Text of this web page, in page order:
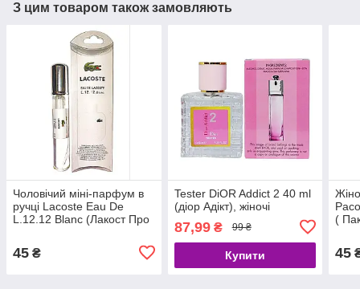
З цим товаром також замовляють
Чоловічий міні-парфум в
ручці Lacoste Eau De
L.12.12 Blanc (Лакост Про
45 ₴
Tester DiOR Addict 2 40 ml
(діор Адікт), жіночі
87,99₴ 99 ₴
Купити
(
45